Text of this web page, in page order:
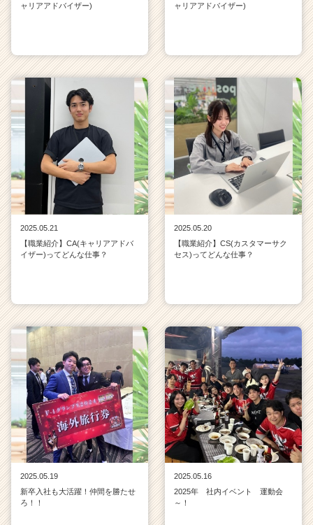
ャリアアドバイザー) ャリアアドバイザー)
2025.05.21
【職業紹介】CA(キャリアアドバ
イザー)ってどんな仕事？
2025.05.20
【職業紹介】CS(カスタマーサク
セス)ってどんな仕事？
2025.05.19
新卒入社も大活躍！仲間を勝たせ
ろ！！
2025.05.16
2025年 社内イベント 運動会
～！